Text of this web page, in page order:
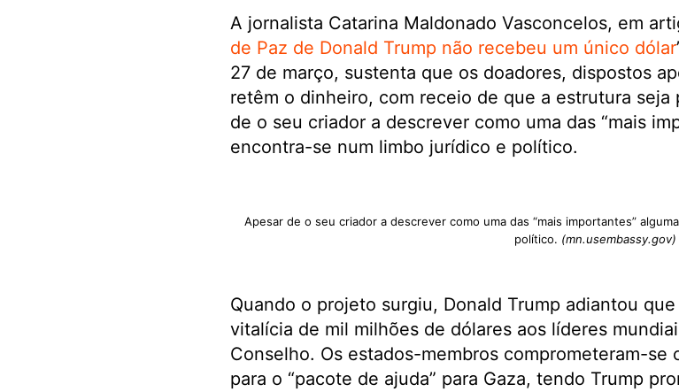
A jornalista Catarina Maldonado Vasconcelos, em
de Paz de Donald Trump não recebeu um único dólar
27 de março, sustenta que os doadores, dispostos
retêm o dinheiro, com receio de que a estrutura
de o seu criador a descrever como uma das “mais
encontra-se num limbo jurídico e político.
Apesar de o seu criador a descrever como uma das “mais importantes”
político. (mn.usembassy.gov)
Quando o projeto surgiu, Donald Trump adiantou
vitalícia de mil milhões de dólares aos líderes
Conselho. Os estados-membros comprometeram-se
para o “pacote de ajuda” para Gaza, tendo Trump